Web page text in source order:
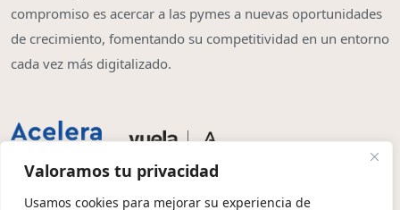
Valoramos tu privacidad
Usamos cookies para mejorar su experiencia de
compromiso es acercar a las pymes a nuevas oportunidades
de crecimiento, fomentando su competitividad en un entorno
cada vez más digitalizado.